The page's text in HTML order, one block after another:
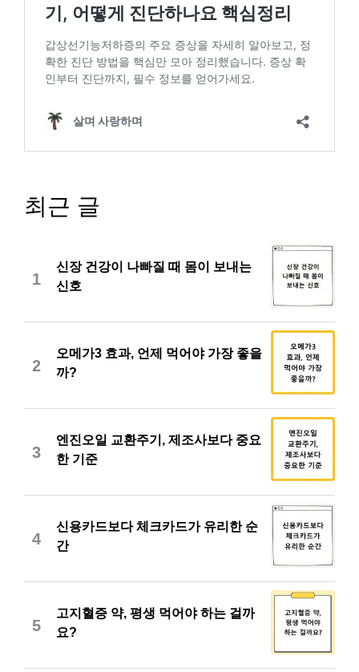
최근 글
1
신장 건강이 나빠질 때 몸이 보내는
신호
2
오메가3 효과, 언제 먹어야 가장 좋을
까?
3
엔진오일 교환주기, 제조사보다 중요
한 기준
4
신용카드보다 체크카드가 유리한 순
간
5
고지혈증 약, 평생 먹어야 하는 걸까
요?